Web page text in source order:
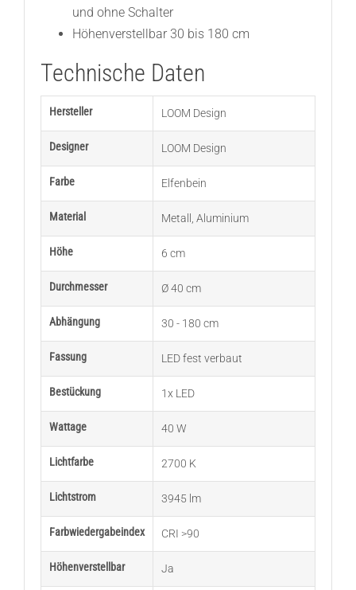
und ohne Schalter
Höhenverstellbar 30 bis 180 cm
Technische Daten
Hersteller LOOM Design
Designer LOOM Design
Farbe Elfenbein
Material Metall Aluminium
Höhe 6 cm
Durchmesser Ø 40 cm
Abhängung 30 - 180 cm
Fassung LED fest verbaut
Bestückung 1x LED
Wattage 40 W
Lichtfarbe 2700 K
Lichtstrom 3945 lm
Farbwiedergabeindex CRI >90
Höhenverstellbar Ja